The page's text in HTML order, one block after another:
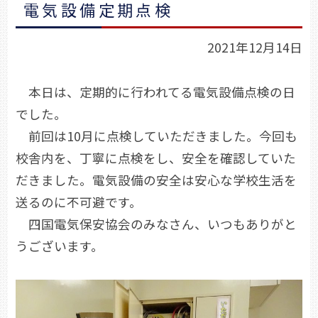
電気設備定期点検
2021年12月14日
本日は、定期的に行われてる電気設備点検の日
でした。
前回は10月に点検していただきました。今回も
校舎内を、丁寧に点検をし、安全を確認していた
だきました。電気設備の安全は安心な学校生活を
送るのに不可避です。
四国電気保安協会のみなさん、いつもありがと
うございます。